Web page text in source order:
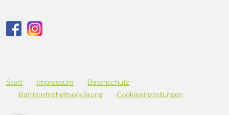
Start Impressum
Datenschutz
Barrierefreiheitserklärung
Cookieeinstellungen